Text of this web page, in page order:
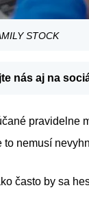
STOCK
nás aj na
pravidelne
to nemusí
často by sa